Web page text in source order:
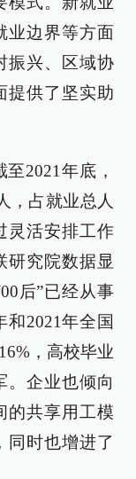
业边界等方面
振兴、区域协
提供了坚实助
2021年底，
，占就业总人
灵活安排工作
研究院数据显
后”已经从事
2021年全国
，高校毕业
。企业也倾向
的共享用工模
同时也增进了